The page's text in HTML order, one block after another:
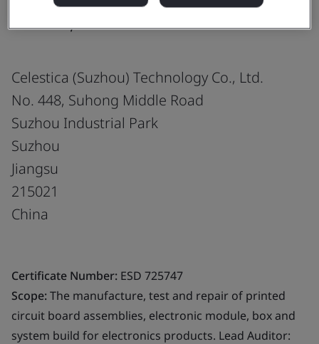
ANSI/ESD S20.20-2021
Celestica (Suzhou) Technology Co., Ltd.
No. 448, Suhong Middle Road
Suzhou Industrial Park
Suzhou
Jiangsu
215021
China
Certificate Number: ESD 725747
Scope:The manufacture, test and repair of printed
circuit board assemblies, electronic module, box and
system build for electronics products. Lead Auditor: